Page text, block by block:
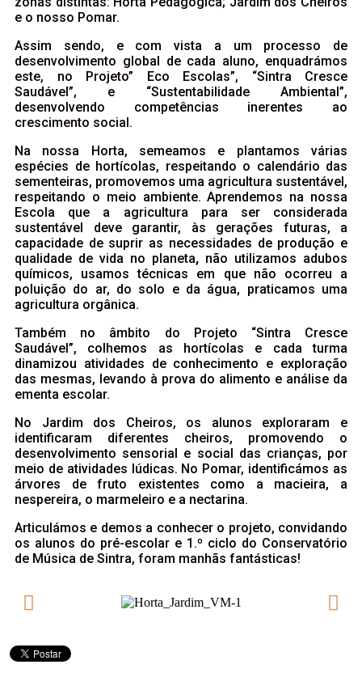
e o nosso Pomar.
Assim sendo, e com vista a um processo de
desenvolvimento global de cada aluno, enquadrámos
este, no Projeto” Eco Escolas”, “Sintra Cresce
Saudável”, e “Sustentabilidade Ambiental”,
desenvolvendo competências inerentes ao
crescimento social.
Na nossa Horta, semeamos e plantamos várias
espécies de hortícolas, respeitando o calendário das
sementeiras, promovemos uma agricultura sustentável,
respeitando o meio ambiente. Aprendemos na nossa
Escola que a agricultura para ser considerada
sustentável deve garantir, às gerações futuras, a
capacidade de suprir as necessidades de produção e
qualidade de vida no planeta, não utilizamos adubos
químicos, usamos técnicas em que não ocorreu a
poluição do ar, do solo e da água, praticamos uma
agricultura orgânica.
Também no âmbito do Projeto “Sintra Cresce
Saudável”, colhemos as hortícolas e cada turma
dinamizou atividades de conhecimento e exploração
das mesmas, levando à prova do alimento e análise da
ementa escolar.
No Jardim dos Cheiros, os alunos exploraram e
identificaram diferentes cheiros, promovendo o
desenvolvimento sensorial e social das crianças, por
meio de atividades lúdicas. No Pomar, identificámos as
árvores de fruto existentes como a macieira, a
nespereira, o marmeleiro e a nectarina.
Articulámos e demos a conhecer o projeto, convidando
os alunos do pré-escolar e 1.º ciclo do Conservatório
de Música de Sintra, foram manhãs fantásticas!